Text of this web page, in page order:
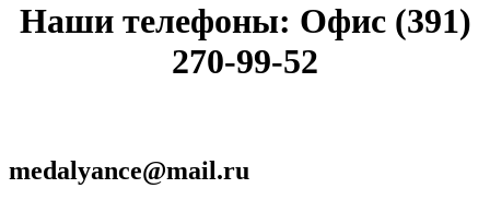
Наши телефоны: Офис (391)
270-99-52
medalyance@mail.ru